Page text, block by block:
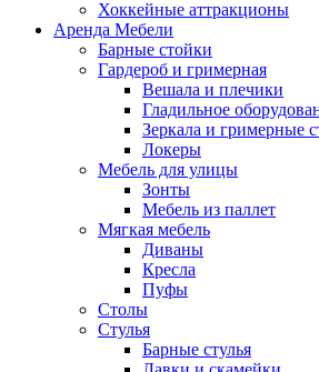
Хоккейные аттракционы
Аренда Мебели
Барные стойки
Гардероб и гримерная
Вешала и плечики
Гладильное
Зеркала и гримерные
Локеры
Мебель для улицы
Зонты
Мебель из паллет
Мягкая мебель
Диваны
Кресла
Пуфы
Столы
Стулья
Барные стулья